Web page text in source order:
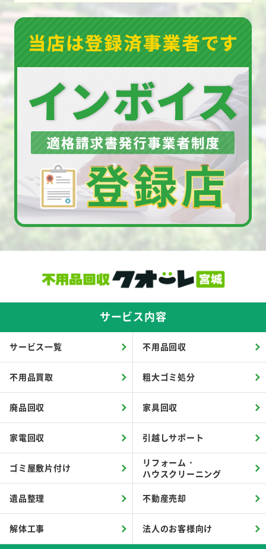
サービス内容
サービス一覧 不用品回収
不用品買取 粗大ゴミ処分
廃品回収 家具回収
家電回収 引越しサポート
ゴミ屋敷片付け
リフォーム・
ハウスクリーニング
遺品整理 不動産売却
解体工事 法人のお客様向け